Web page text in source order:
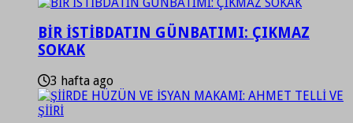
BİR İSTİBDATIN GÜNBATIMI: ÇIKMAZ
SOKAK
3 hafta ago